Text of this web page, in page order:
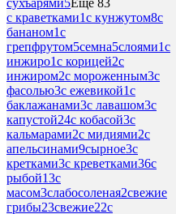
сухъарями5Еще 83
с краветками1с кунжутом8с
бананом1с
грепфрутом5семна5слоями1с
инжиро1с корицей2с
инжиром2с мороженным3с
фасолью3с ежевикой1с
баклажанами3с лавашом3с
капустой24с кобасой3с
кальмарами2с мидиями2с
апельсинами9сырное3с
кретками3с креветками36с
рыбой13с
масом3слабосоленая2свежие
грибы23свежие22с